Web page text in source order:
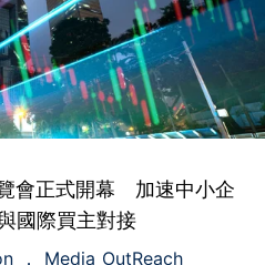
會正式開幕 加速中小企
國際買主對接
Media OutReach